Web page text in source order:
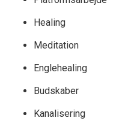
Healing
Meditation
Englehealing
Budskaber
Kanalisering